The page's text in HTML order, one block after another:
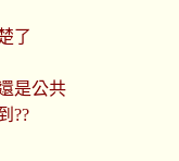
了
是公共
??